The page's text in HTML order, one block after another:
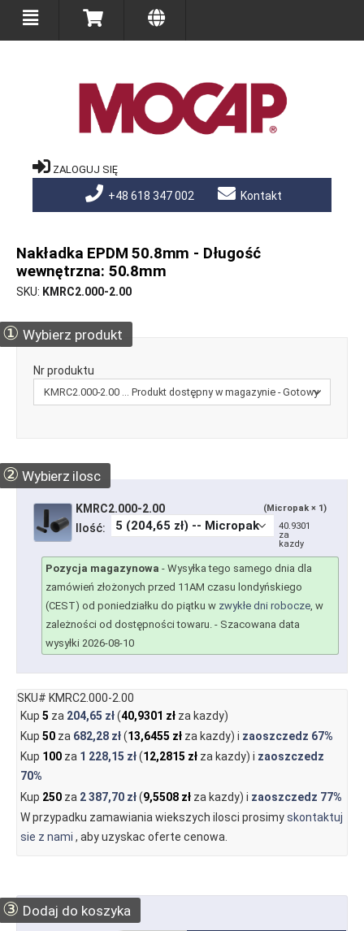
ZALOGUJ SIĘ
+48 618 347 002 Kontakt
Nakładka EPDM 50.8mm - Długość
wewnętrzna: 50.8mm
SKU KMRC2.000-2.00
① Wybierz produkt
Nr produktu
② Wybierz ilosc
KMRC2.000-2.00 (Micropak × 1)
Ilość:
40.9301
za
kazdy
Pozycja magazynowa - Wysyłka tego samego dnia dla
zamówień złożonych przed 11AM czasu londyńskiego
(CEST) od poniedziałku do piątku w zwykłe dni robocze, w
zależności od dostępności towaru. - Szacowana data
wysyłki 2026-08-10
SKU# KMRC2.000-2.00
Kup 5 za 204,65 zł(40,9301 złza kazdy)
Kup 50za 682,28 zł(13,6455 złza kazdy) i zaoszczedz 67%
Kup 100za 1 228,15 zł(12,2815 złza kazdy) i zaoszczedz
70%
Kup 250za 2 387,70 zł(9,5508 złza kazdy) i zaoszczedz 77%
W przypadku zamawiania wiekszych ilosci prosimyskontaktuj
sie z nami , aby uzyskac oferte cenowa.
③ Dodaj do koszyka